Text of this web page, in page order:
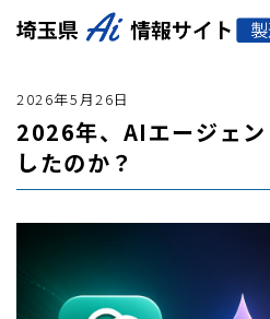
2026年5月26日
2026年、AIエージェ
したのか？